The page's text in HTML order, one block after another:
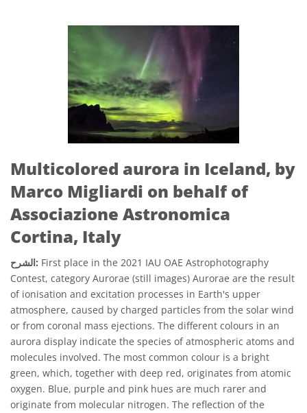
Multicolored aurora in Iceland, by
Marco Migliardi on behalf of
Associazione Astronomica
Cortina, Italy
الشرح: First place in the 2021 IAU OAE Astrophotography
Contest, category Aurorae (still images) Aurorae are the result
of ionisation and excitation processes in Earth's upper
atmosphere, caused by charged particles from the solar wind
or from coronal mass ejections. The different colours in an
aurora display indicate the species of atmospheric atoms and
molecules involved. The most common colour is a bright
green, which, together with deep red, originates from atomic
oxygen. Blue, purple and pink hues are much rarer and
originate from molecular nitrogen. The reflection of the